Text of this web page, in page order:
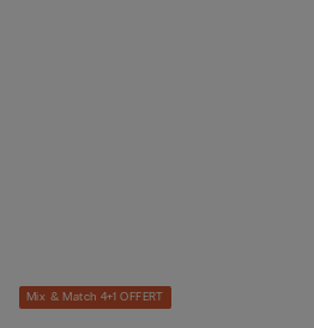
Mix & Match 4+1 OFFERT